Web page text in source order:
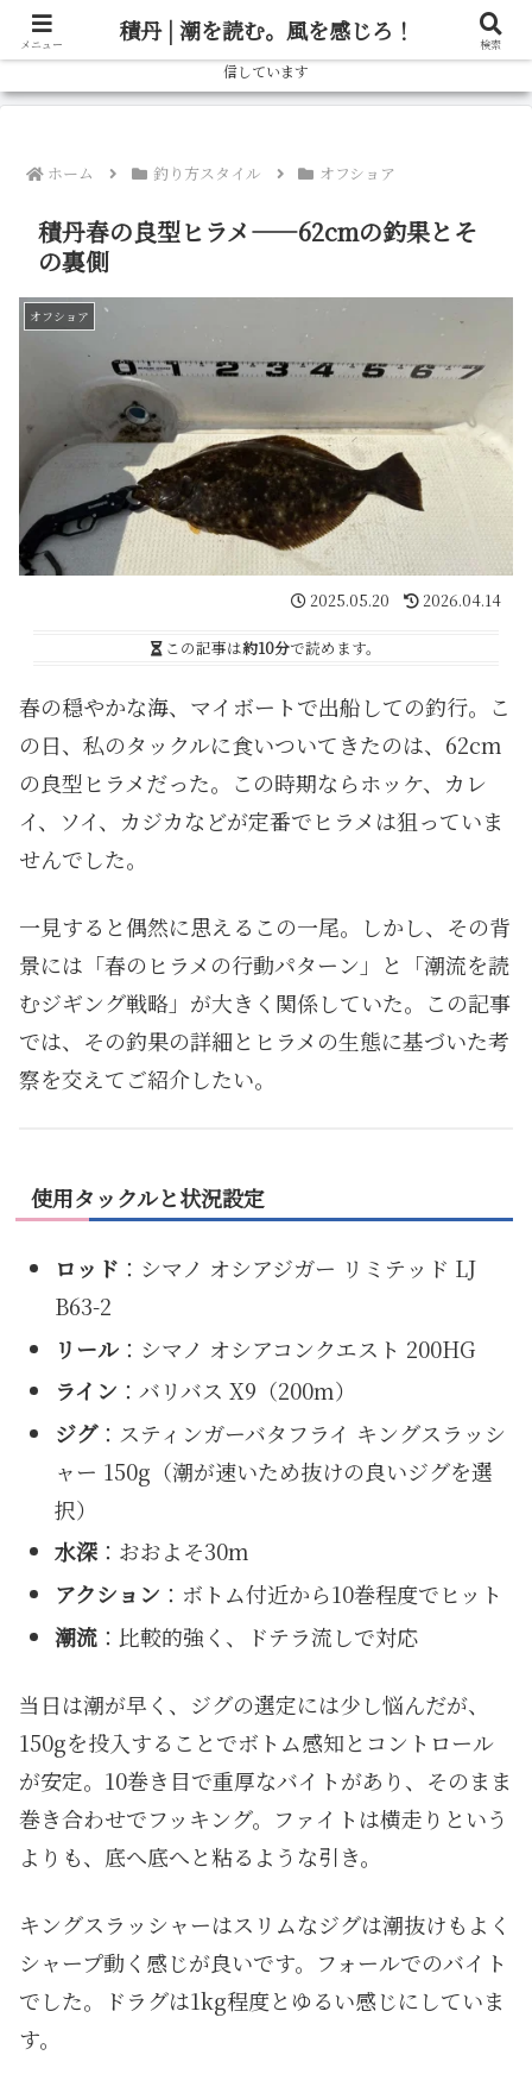
北海道の釣り情報ならブログ「しゃべろー」へ！実際の釣行記から、旬の魚の
狙い方、おすすめタックルまで、北海道の釣りをもっと楽しむための情報を発
信しています
ホーム 釣り方スタイル オフショア
積丹春の良型ヒラメ——62cmの釣果とそ
の裏側
オフショア
2025.05.20 2026.04.14
この記事は約10分で読めます。
春の穏やかな海、マイボートで出船しての釣行。こ
の日、私のタックルに食いついてきたのは、62cm
の良型ヒラメだった。この時期ならホッケ、カレ
イ、ソイ、カジカなどが定番でヒラメは狙っていま
せんでした。
一見すると偶然に思えるこの一尾。しかし、その背
景には「春のヒラメの行動パターン」と「潮流を読
むジギング戦略」が大きく関係していた。この記事
では、その釣果の詳細とヒラメの生態に基づいた考
察を交えてご紹介したい。
使用タックルと状況設定
ロッド ：シマノ オシアジガー リミテッド LJ
B63-2
リール：シマノ オシアコンクエスト 200HG
ライン ：バリバス X9（200m）
ジグ：スティンガーバタフライ キングスラッシ
ャー 150g（潮が速いため抜けの良いジグを選
択）
水深：おおよそ30m
アクション ：ボトム付近から10巻程度でヒット
潮流：比較的強く、ドテラ流しで対応
当日は潮が早く、ジグの選定には少し悩んだが、
150gを投入することでボトム感知とコントロール
が安定。10巻き目で重厚なバイトがあり、そのまま
巻き合わせでフッキング。ファイトは横走りという
よりも、底へ底へと粘るような引き。
キングスラッシャーはスリムなジグは潮抜けもよく
シャープ動く感じが良いです。フォールでのバイト
でした。ドラグは1kg程度とゆるい感じにしていま
す。
メニュー 積丹 | 潮を読む。風を感じろ！ 検索